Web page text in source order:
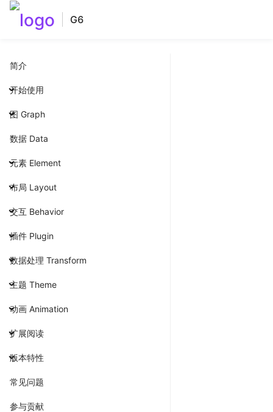
G6
简介
开始使用
图 Graph
数据 Data
元素 Element
布局 Layout
交互 Behavior
插件 Plugin
数据处理 Transform
主题 Theme
动画 Animation
扩展阅读
版本特性
常见问题
参与贡献